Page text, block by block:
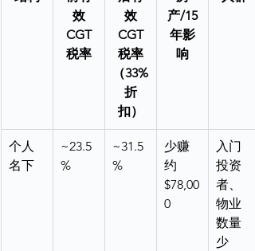
效
CGT
税率
效
CGT
税率
（33%
折
扣）
产/15
年影
响
个人
名下
~23.5
%
~31.5
%
少赚
约
$78,00
0
入门
投资
者、
物业
数量
少